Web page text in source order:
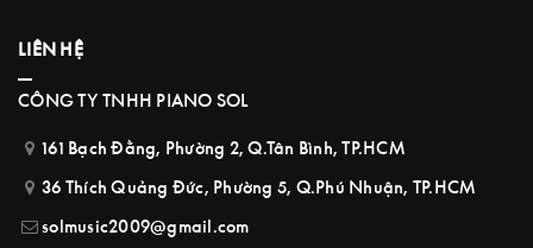
LIÊN HỆ
CÔNG TY TNHH PIANO SOL
161 Bạch Đằng, Phường 2, Q.Tân Bình, TP.HCM
36 Thích Quảng Đức, Phường 5, Q.Phú Nhuận, TP.HCM
solmusic2009@gmail.com